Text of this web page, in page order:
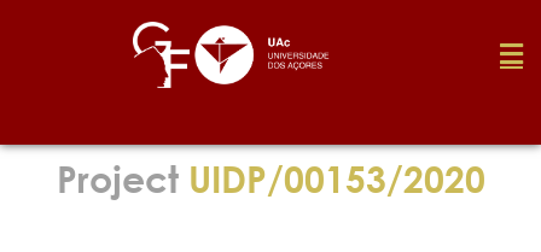
Foundation
ProjectUIDP/00153/2020